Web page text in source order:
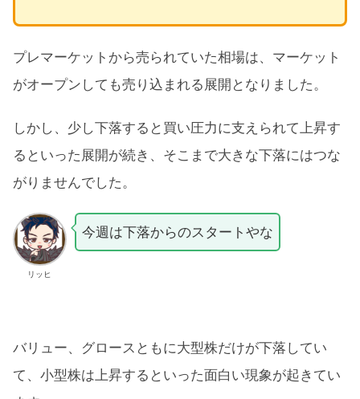
プレマーケットから売られていた相場は、マーケット
がオープンしても売り込まれる展開となりました。
しかし、少し下落すると買い圧力に支えられて上昇す
るといった展開が続き、そこまで大きな下落にはつな
がりませんでした。
リッヒ
今週は下落からのスタートやな
バリュー、グロースともに大型株だけが下落してい
て、小型株は上昇するといった面白い現象が起きてい